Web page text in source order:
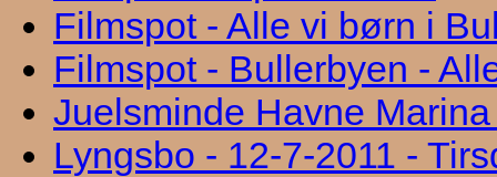
Filmspot - Alle vi børn i
Filmspot - Bullerbyen -
Juelsminde Havne
Lyngsbo - 12-7-2011 -